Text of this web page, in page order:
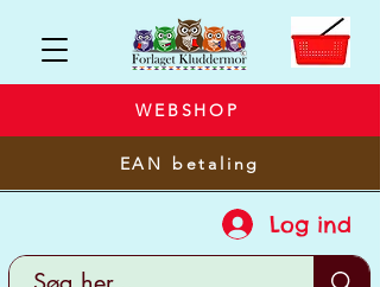
WEBSHOP
EAN betaling
Log ind